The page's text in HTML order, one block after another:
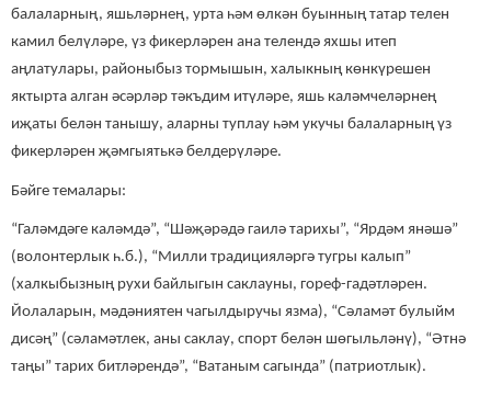
балаларның, яшьләрнең, урта һәм өлкән буынның татар телен
камил белүләре, үз фикерләрен ана телендә яхшы итеп
аңлатулары, районыбыз тормышын, халыкның көнкүрешен
яктырта алган әсәрләр тәкъдим итүләре, яшь каләмчеләрнең
иҗаты белән танышу, аларны туплау һәм укучы балаларның үз
фикерләрен җәмгыятькә белдерүләре.
Бәйге темалары:
“Галәмдәге каләмдә”, “Шәҗәрәдә гаилә тарихы”, “Ярдәм янәшә”
(волонтерлык һ.б.), “Милли традицияләргә тугры калып”
(халкыбызның рухи байлыгын саклауны, гореф-гадәтләрен.
Йолаларын, мәдәниятен чагылдыручы язма), “Сәламәт булыйм
дисәң” (сәламәтлек, аны саклау, спорт белән шөгыльләнү), “Әтнә
таңы” тарих битләрендә”, “Ватаным сагында” (патриотлык).